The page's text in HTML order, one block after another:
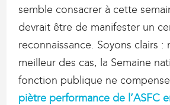
semble consacrer à cette
devrait être de manifester un
reconnaissance. Soyons clairs :
meilleur des cas, la Semaine
fonction publique ne
piètre performance de l’ASFC